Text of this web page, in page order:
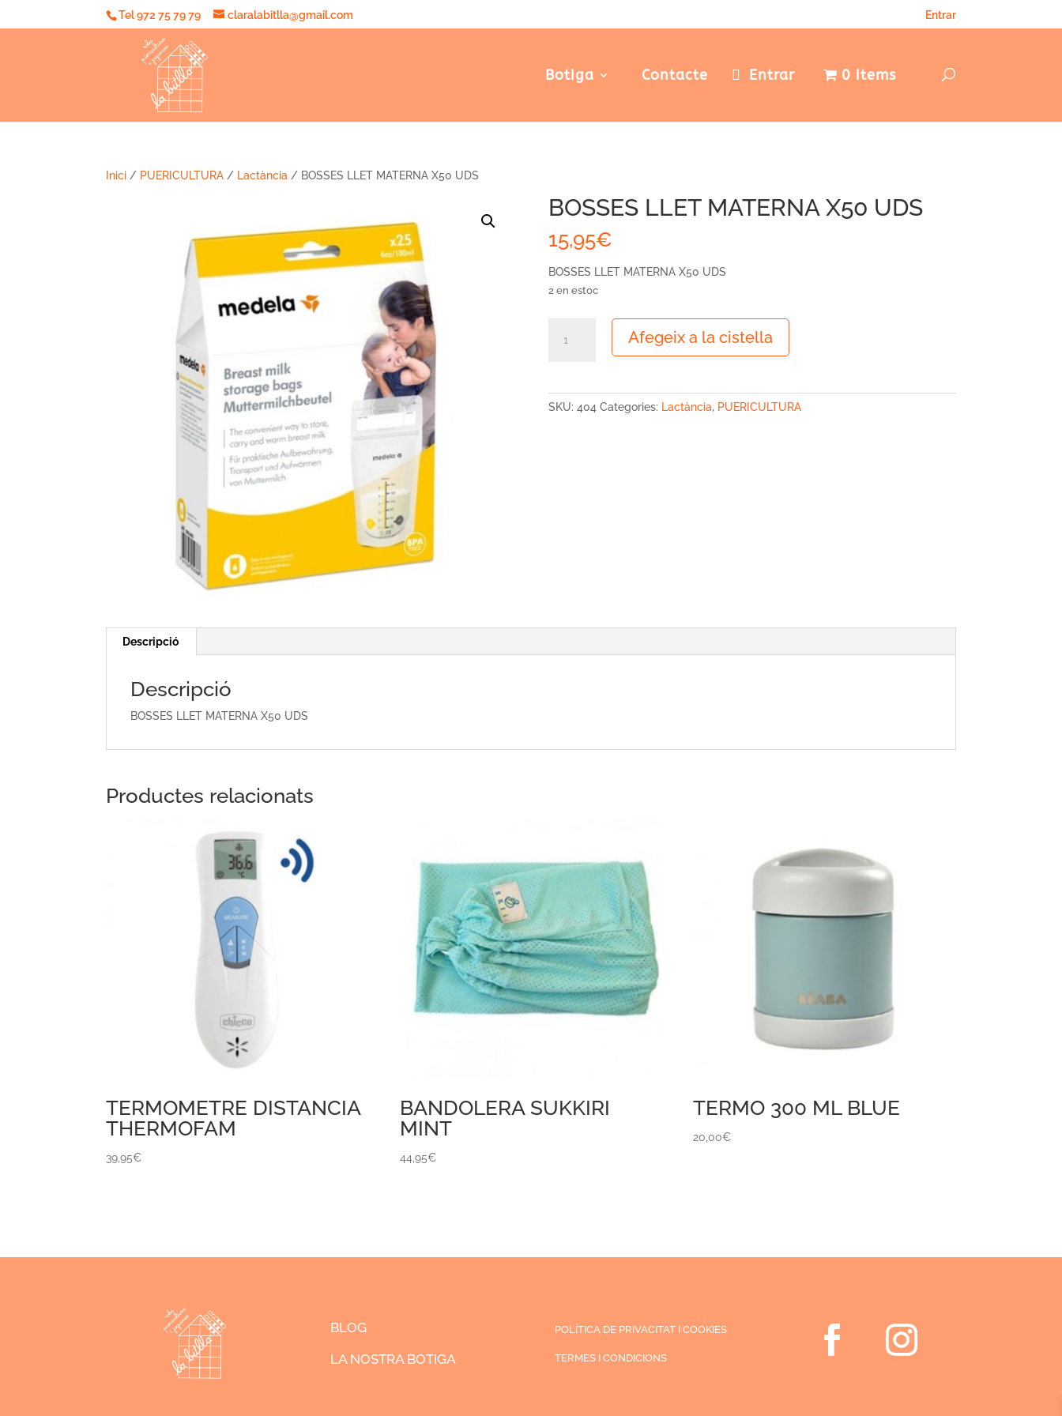
Tel 972 75 79 79 claralabitlla@gmail.com Entrar
Botiga Contacte Entrar 0 items
Inici / PUERICULTURA / Lactància / BOSSES LLET MATERNA X50 UDS
BOSSES LLET MATERNA X50 UDS
15,95€
BOSSES LLET MATERNA X50 UDS
2 en estoc
Afegeix a la cistella
SKU: 404 Categories: Lactància, PUERICULTURA
Descripció
Descripció
BOSSES LLET MATERNA X50 UDS
Productes relacionats
TERMOMETRE DISTANCIA
THERMOFAM
39,95€
BANDOLERA SUKKIRI
MINT
44,95€
TERMO 300 ML BLUE
20,00€
BLOG
LA NOSTRA BOTIGA
POLÍTICA DE PRIVACITAT I COOKIES
TERMES I CONDICIONS